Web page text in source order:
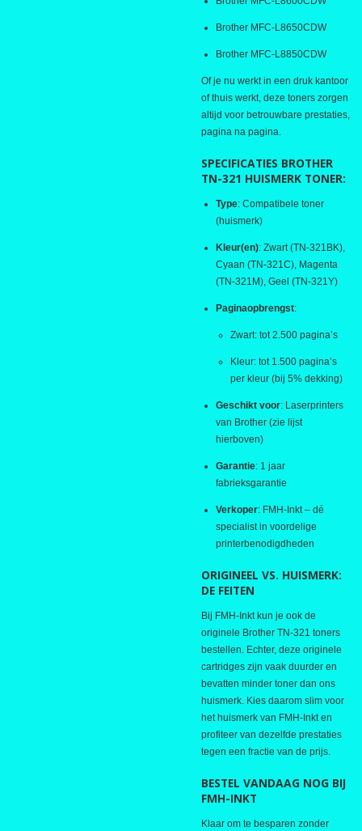
Brother MFC-L8650CDW
Brother MFC-L8850CDW
Of je nu werkt in een druk kantoor
of thuis werkt, deze toners zorgen
altijd voor betrouwbare prestaties,
pagina na pagina.
SPECIFICATIES BROTHER
TN-321 HUISMERK TONER:
Type: Compatibele toner
(huismerk)
Kleur(en): Zwart (TN-321BK),
Cyaan (TN-321C), Magenta
(TN-321M), Geel (TN-321Y)
Paginaopbrengst:
Zwart: tot 2.500 pagina’s
Kleur: tot 1.500 pagina’s
per kleur (bij 5% dekking)
Geschikt voor: Laserprinters
van Brother (zie lijst
hierboven)
Garantie: 1 jaar
fabrieksgarantie
Verkoper: FMH-Inkt – dé
specialist in voordelige
printerbenodigdheden
ORIGINEEL VS. HUISMERK:
DE FEITEN
Bij FMH-Inkt kun je ook de
originele Brother TN-321 toners
bestellen. Echter, deze originele
cartridges zijn vaak duurder en
bevatten minder toner dan ons
huismerk. Kies daarom slim voor
het huismerk van FMH-Inkt en
profiteer van dezelfde prestaties
tegen een fractie van de prijs.
BESTEL VANDAAG NOG BIJ
FMH-INKT
Klaar om te besparen zonder